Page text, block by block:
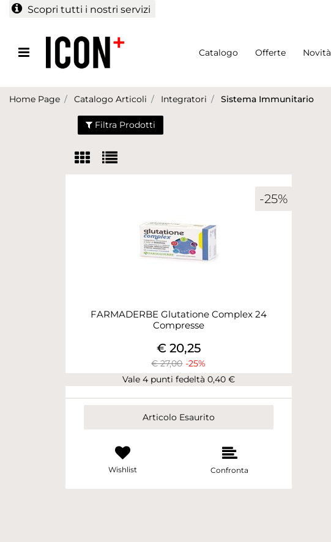
Scopri tutti i nostri servizi
Open menu Catalogo Offerte Novità
Home Page Catalogo Articoli Integratori Sistema Immunitario
Filtra Prodotti
-25%
FARMADERBE Glutatione Complex 24
Compresse
€ 27,00 -25%
€ 20,25
Vale 4 punti fedeltà 0,40 €
Articolo Esaurito
Wishlist Confronta